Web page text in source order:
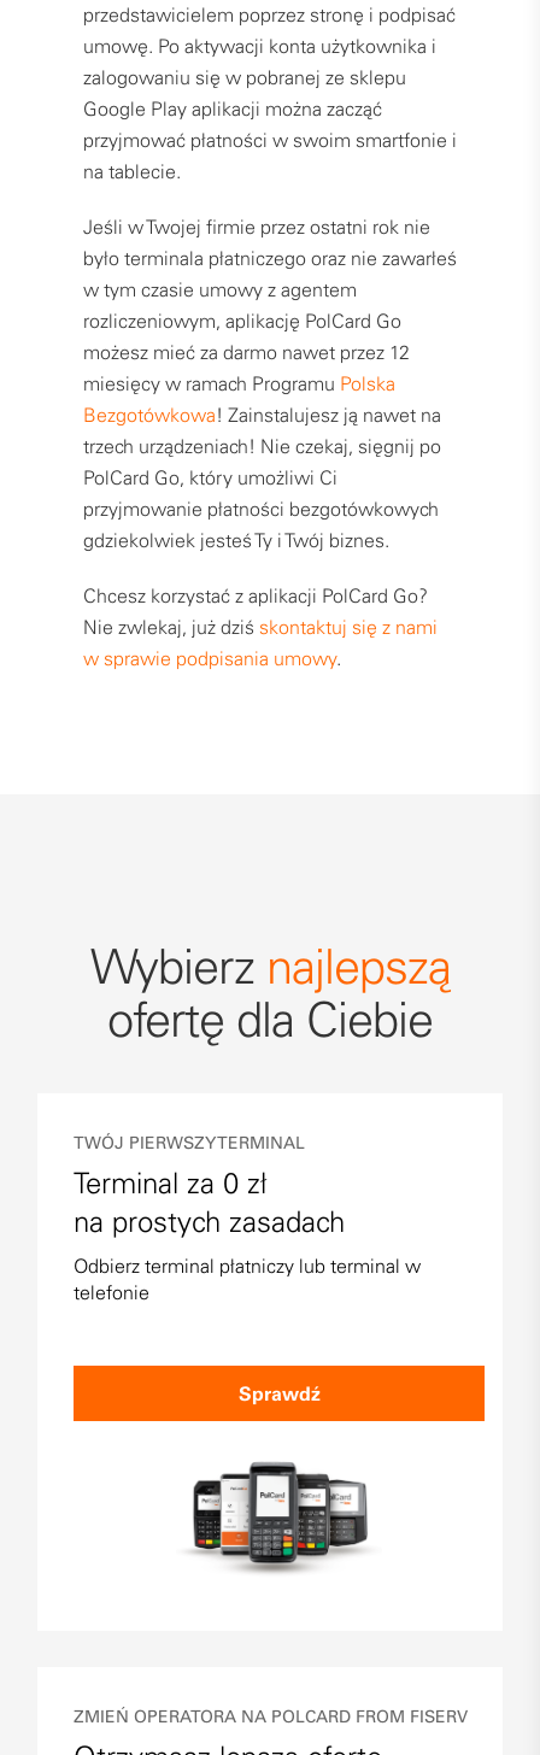
przedstawicielem poprzez stronę i podpisać
umowę. Po aktywacji konta użytkownika i
zalogowaniu się w pobranej ze sklepu
Google Play aplikacji można zacząć
przyjmować płatności w swoim smartfonie i
na tablecie.
Jeśli w Twojej firmie przez ostatni rok nie
było terminala płatniczego oraz nie zawarłeś
w tym czasie umowy z agentem
rozliczeniowym, aplikację PolCard Go
możesz mieć za darmo nawet przez 12
miesięcy w ramach Programu Polska
Bezgotówkowa! Zainstalujesz ją nawet na
trzech urządzeniach! Nie czekaj, sięgnij po
PolCard Go, który umożliwi Ci
przyjmowanie płatności bezgotówkowych
gdziekolwiek jesteś Ty i Twój biznes.
Chcesz korzystać z aplikacji PolCard Go?
Nie zwlekaj, już dziś skontaktuj się z nami
w sprawie podpisania umowy.
Wybierz najlepszą
ofertę dla Ciebie
TWÓJ PIERWSZY TERMINAL
Terminal za 0 zł
na prostych zasadach
Odbierz terminal płatniczy lub terminal w
telefonie
Sprawdź
ZMIEŃ OPERATORA NA POLCARD FROM FISERV